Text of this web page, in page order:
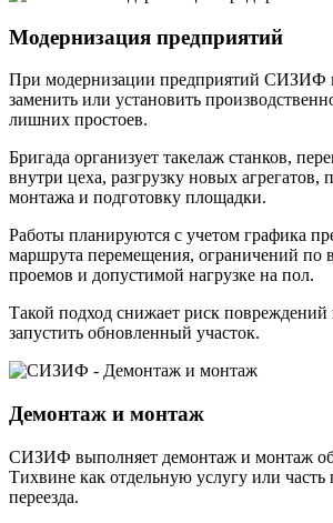
Модернизация предприятий
При модернизации предприятий СИЗИФ
заменить или установить
лишних простоев.
Бригада организует такелаж станков,
внутри цеха, разгрузку новых агрегатов,
монтажа и подготовку площадки.
Работы планируются с учетом графика
маршрута перемещения, ограничений по
проемов и допустимой нагрузке на пол.
Такой подход снижает риск повреждений
запустить обновленный участок.
Демонтаж и монтаж
СИЗИФ выполняет демонтаж и монтаж
Тихвине как отдельную услугу или
переезда.